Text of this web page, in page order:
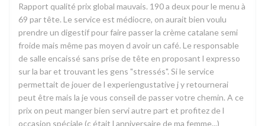
Rapport qualité prix global mauvais. 190 a deux pour le menu à
69 par tête. Le service est médiocre, on aurait bien voulu
prendre un digestif pour faire passer la crème catalane semi
froide mais même pas moyen d avoir un café. Le responsable
de salle encaissé sans prise de tête en proposant l expresso
sur la bar et trouvant les gens "stressés". Si le service
permettait de jouer de l experiengustative j y retournerai
peut être mais la je vous conseil de passer votre chemin. A ce
prix on peut manger bien servi autre part et profitez de l
occasion spéciale (c était l anniversaire de ma femme...)